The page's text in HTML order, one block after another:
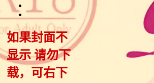
如果封面不
显示 请勿下
载，可右下